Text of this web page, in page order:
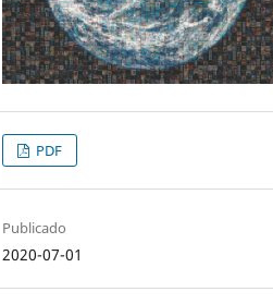
PDF
Publicado
2020-07-01